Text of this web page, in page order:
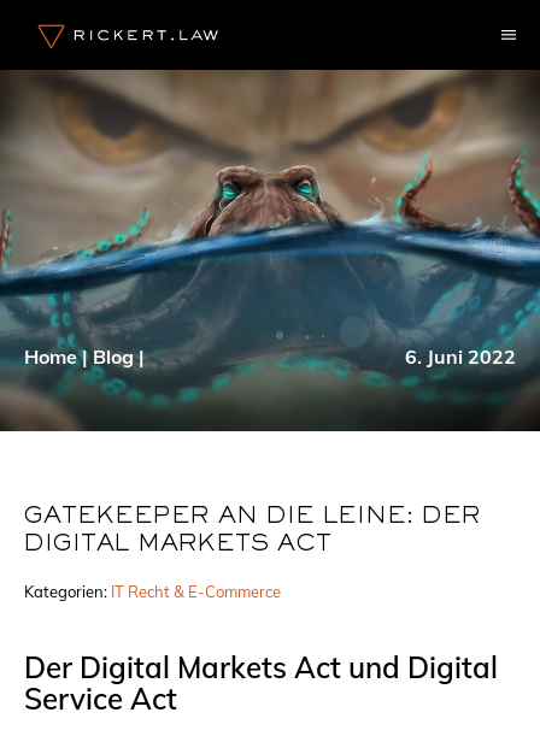
Inhalt
springen
Home| Blog| 6. Juni 2022
GATEKEEPER AN DIE LEINE: DER
DIGITAL MARKETS ACT
Kategorien: IT Recht & E-Commerce
Der Digital Markets Act und Digital
Service Act